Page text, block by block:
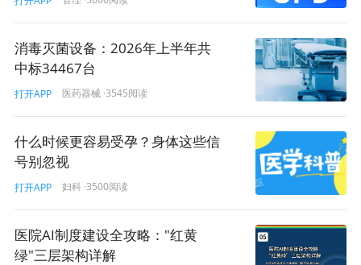
医患 张强 接诊 医生 患者
消毒灭菌设备：2026年上半年共
中标34467台
打开APP 医药器械 ·3545阅读
什么时候更容易受孕？身体这些信
号别忽视
打开APP 妇科 ·3500阅读
医院AI制度建设全攻略："红黄
绿"三层架构详解